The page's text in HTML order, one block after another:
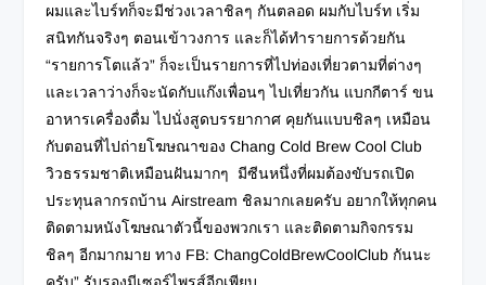
ผมและไบร์ทก็จะมีช่วงเวลาชิลๆ กันตลอด ผมกับไบร์ท เริ่ม
สนิทกันจริงๆ ตอนเข้าวงการ และก็ได้ทำรายการด้วยกัน
“รายการโตแล้ว” ก็จะเป็นรายการที่ไปท่องเที่ยวตามที่ต่างๆ
และเวลาว่างก็จะนัดกับแก๊งเพื่อนๆ ไปเที่ยวกัน แบกกีตาร์ ขน
อาหารเครื่องดื่ม ไปนั่งสูดบรรยากาศ คุยกันแบบชิลๆ เหมือน
กับตอนที่ไปถ่ายโฆษณาของ Chang Cold Brew Cool Club
วิวธรรมชาติเหมือนฝันมากๆ มีซีนหนึ่งที่ผมต้องขับรถเปิด
ประทุนลากรถบ้าน Airstream ชิลมากเลยครับ อยากให้ทุกคน
ติดตามหนังโฆษณาตัวนี้ของพวกเรา และติดตามกิจกรรม
ชิลๆ อีกมากมาย ทาง FB: ChangColdBrewCoolClub กันนะ